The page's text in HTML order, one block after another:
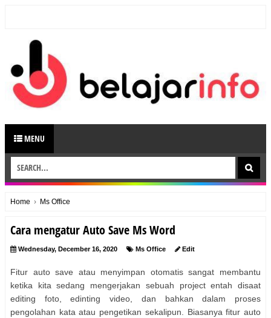
MENU
Home › Ms Office
Cara mengatur Auto Save Ms Word
Wednesday, December 16, 2020 Ms Office Edit
Fitur auto save atau menyimpan otomatissangat membantu
ketika kita sedang mengerjakan sebuah project entah disaat
editing foto, edinting video, dan bahkan dalam proses
pengolahan kata atau pengetikan sekalipun. Biasanya fitur auto